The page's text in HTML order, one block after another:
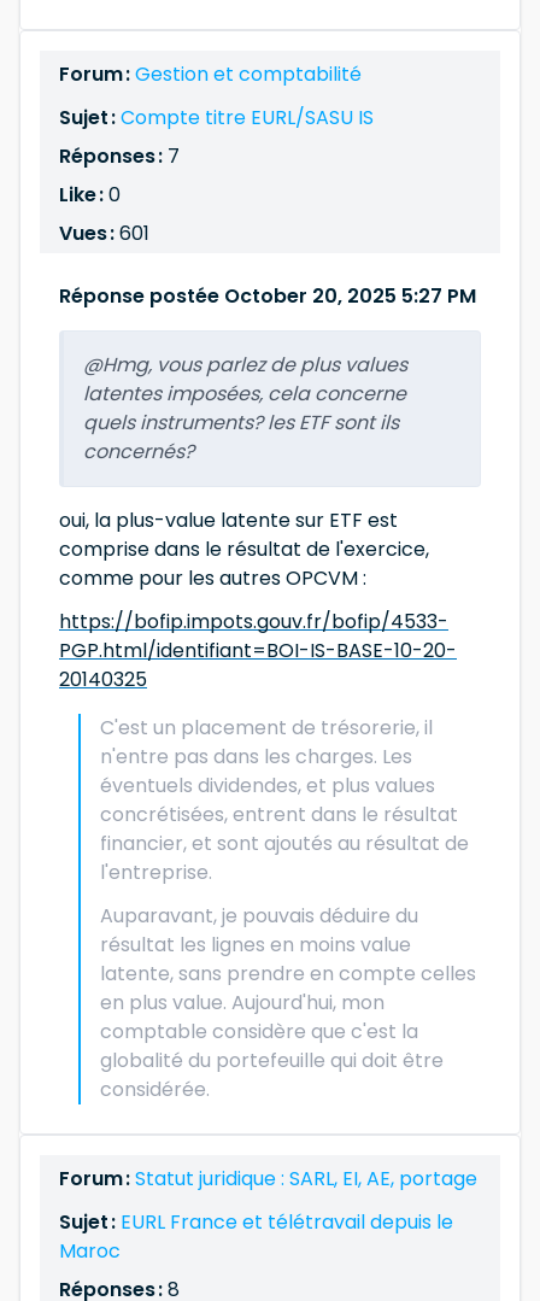
Forum :Gestion et comptabilité
Sujet :Compte titre EURL/SASU IS
Réponses : 7
Like :0
Vues :601
Réponse postée October 20, 2025 5:27 PM
@Hmg, vous parlez de plus values
latentes imposées, cela concerne
quels instruments? les ETF sont ils
concernés?
oui, la plus-value latente sur ETF est
comprise dans le résultat de l'exercice,
comme pour les autres OPCVM :
https://bofip.impots.gouv.fr/bofip/4533-
PGP.html/identifiant=BOI-IS-BASE-10-20-
20140325
C'est un placement de trésorerie, il
n'entre pas dans les charges. Les
éventuels dividendes, et plus values
concrétisées, entrent dans le résultat
financier, et sont ajoutés au résultat de
l'entreprise.
Auparavant, je pouvais déduire du
résultat les lignes en moins value
latente, sans prendre en compte celles
en plus value. Aujourd'hui, mon
comptable considère que c'est la
globalité du portefeuille qui doit être
considérée.
Forum :Statut juridique : SARL, EI, AE, portage
Sujet : EURL France et télétravail depuis le
Maroc
Réponses :8